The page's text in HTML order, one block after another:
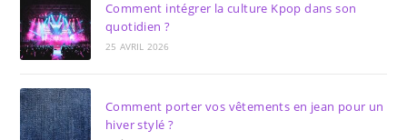
Comment intégrer la culture Kpop dans son
quotidien ?
25 AVRIL 2026
Comment porter vos vêtements en jean pour un
hiver stylé ?